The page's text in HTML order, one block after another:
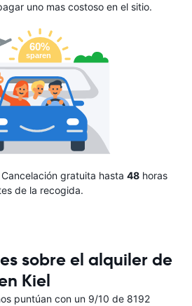
uno mas costoso en el sitio.
Cancelación gratuita hasta 48 horas
de la recogida.
sobre el alquiler de
Kiel
puntúan con un 9/10 de 8192